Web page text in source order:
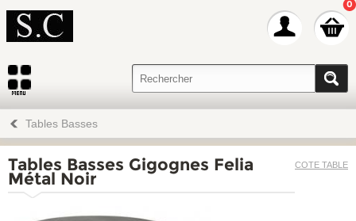
0
Tables Basses
COTE TABLE
Tables Basses Gigognes Felia
Métal Noir